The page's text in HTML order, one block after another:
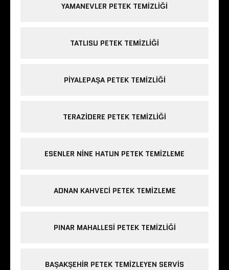
YAMANEVLER PETEK TEMIZLIĞI
TATLISU PETEK TEMIZLIĞI
PIYALEPAŞA PETEK TEMIZLIĞI
TERAZIDERE PETEK TEMIZLIĞI
ESENLER NINE HATUN PETEK TEMIZLEME
ADNAN KAHVECI PETEK TEMIZLEME
PINAR MAHALLESI PETEK TEMIZLIĞI
BAŞAKŞEHIR PETEK TEMIZLEYEN SERVIS